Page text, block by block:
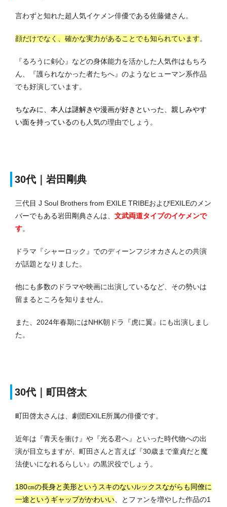
言わずと知れた超人気イケメン俳優である佐藤健さん。
顔だけでなく、確かな実力があることでも知られています。
『るろうに剣心』などの身体能力を活かした人気作はもちろ
ん、『護られなかった者たちへ』のようなヒューマン系作品
でも好演しています。
ちなみに、本人は謎解きや漫画が好きといった、親しみやす
い面を持っているのも人気の理由でしょう。
30代｜岩田剛典
三代目 J Soul Brothers from EXILE TRIBEおよびEXILEのメン
バーでもある岩田剛典さんは、 文武両道タイプのイケメンで
す。
ドラマ『シャーロック』でのディーンフジオカさんとの共演
が話題となりました。
他にも多数のドラマや映画に出演しているなど、その勢いは
留まるところを知りません。
また、2024年春期にはNHK朝ドラ『虎に翼』にも出演しまし
た。
30代｜町田啓太
町田啓太さんは、劇団EXILE所属の俳優です。
近年は『青天を衝け』や『光る君へ』といった時代物への出
演が目立ちますが、町田さんと言えば『30歳まで童貞だと魔
法使いになれるらしい』の黒沢役でしょう。
180㎝の長身と美形というスキのないルックスながらも同僚に
一途というギャップがかわいい 、とファンを増やした作品の1